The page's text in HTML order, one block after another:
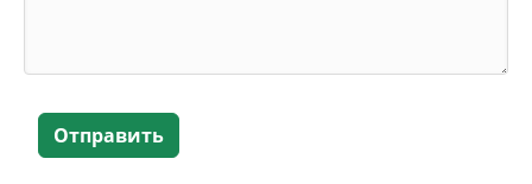
Отправить